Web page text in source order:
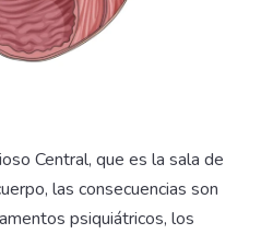
Central, que es la sala de
las consecuencias son
psiquiátricos, los